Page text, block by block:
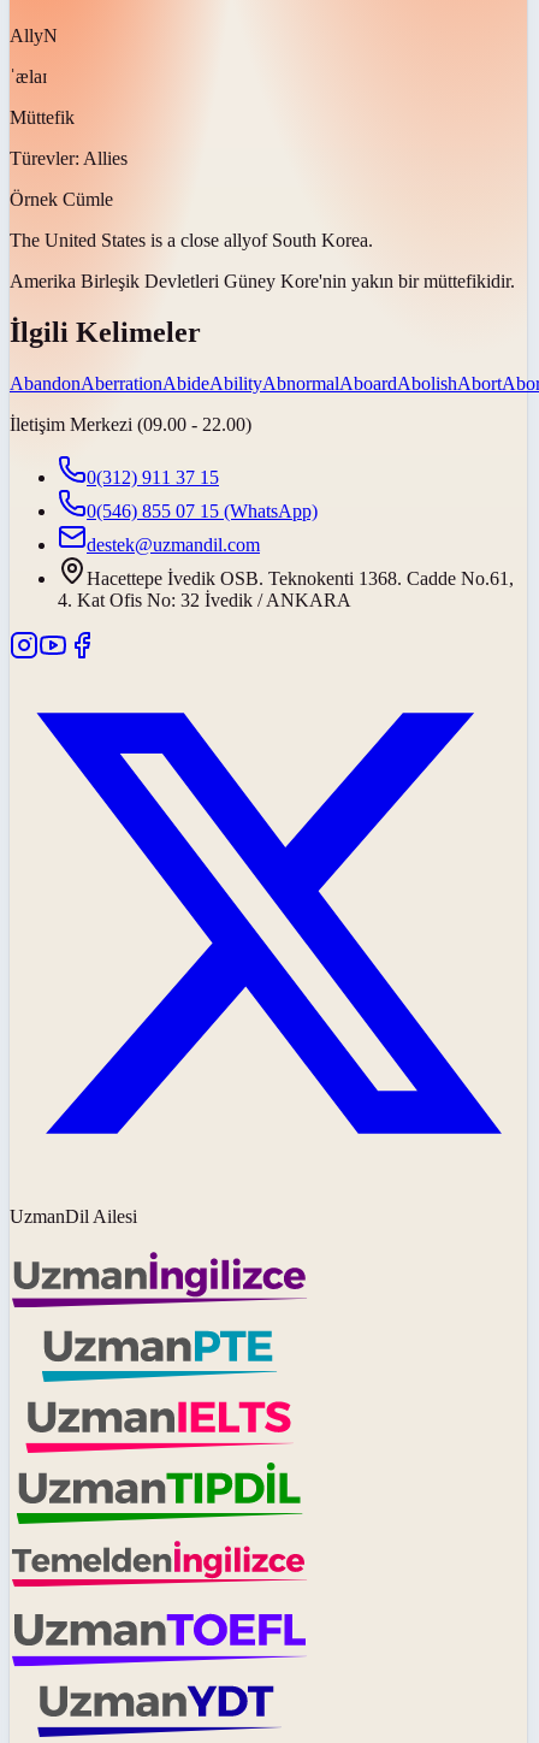
AllyN
ˈælaɪ
Müttefik
Türevler: Allies
Örnek Cümle
The United States is a close allyof South Korea.
Amerika Birleşik Devletleri Güney Kore'nin yakın bir müttefikidir.
İlgili Kelimeler
AbandonAberrationAbideAbilityAbnormalAboardAbolishAbort
İletişim Merkezi (09.00 - 22.00)
0(312) 911 37 15
0(546) 855 07 15 (WhatsApp)
destek@uzmandil.com
Hacettepe İvedik OSB. Teknokenti 1368. Cadde No.61,
4. Kat Ofis No: 32 İvedik / ANKARA
UzmanDil Ailesi